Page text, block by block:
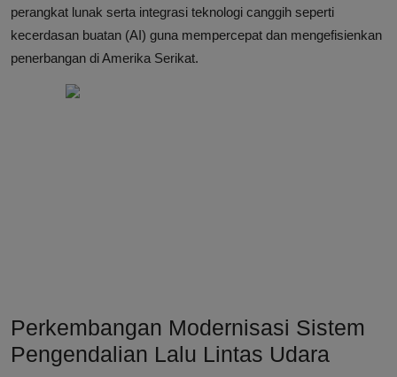
perangkat lunak serta integrasi teknologi canggih seperti
kecerdasan buatan (AI) guna mempercepat dan mengefisienkan
penerbangan di Amerika Serikat.
Perkembangan Modernisasi Sistem
Pengendalian Lalu Lintas Udara